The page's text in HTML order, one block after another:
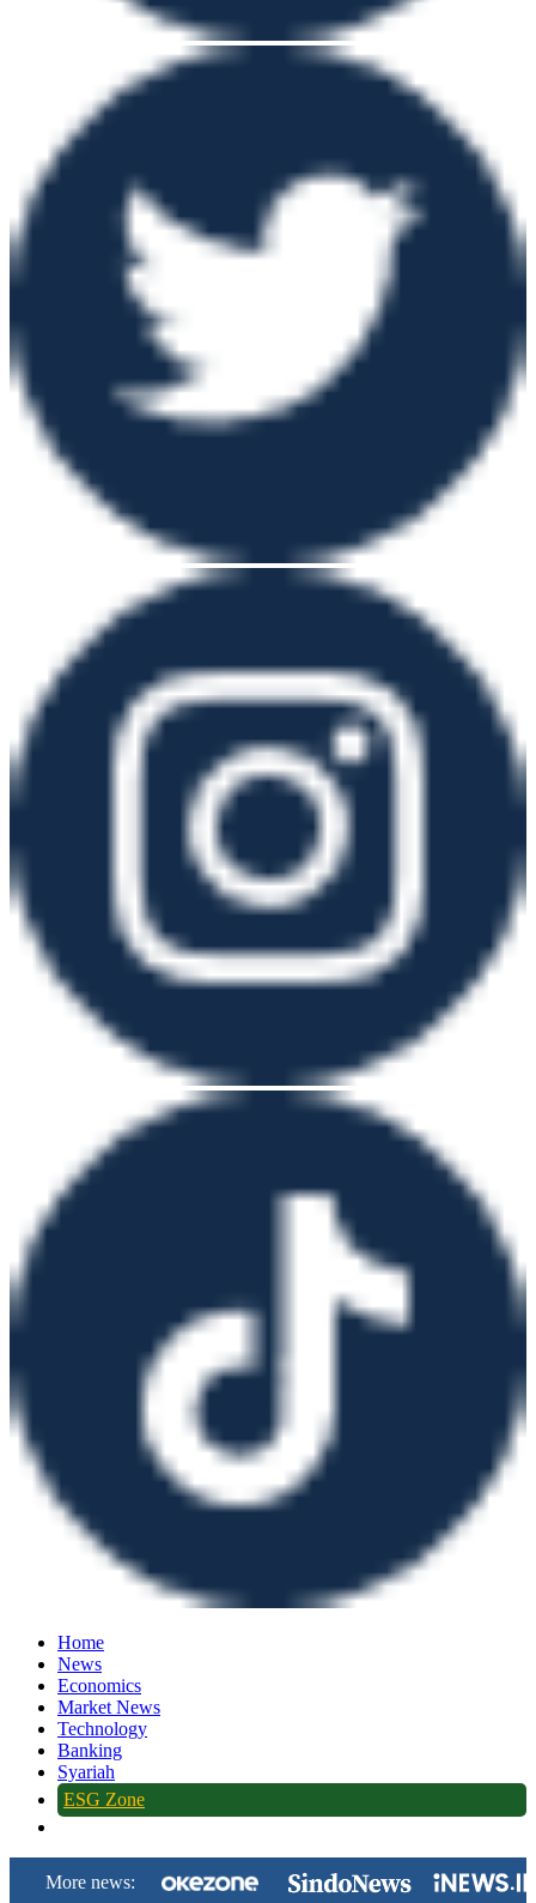
Home
News
Economics
Market News
Technology
Banking
Syariah
ESG Zone
More news: